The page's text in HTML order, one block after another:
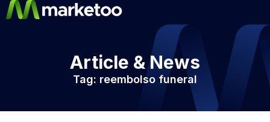
Article & News
Tag: reembolso funeral